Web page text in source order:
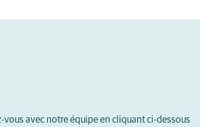
avec notre équipe en cliquant ci-dessous